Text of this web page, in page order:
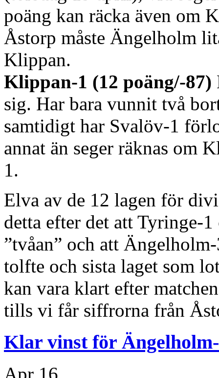
poäng kan räcka även om
Åstorp måste Ängelholm
Klippan.
Klippan-1 (12 poäng/-87)
sig. Har bara vunnit två
samtidigt har Svalöv-1
annat än seger räknas om
1.
Elva av de 12 lagen för
detta efter det att Tyringe-
”tvåan” och att
tolfte och sista laget som
kan vara klart efter
tills vi får siffrorna från
Klar vinst för
Apr 16